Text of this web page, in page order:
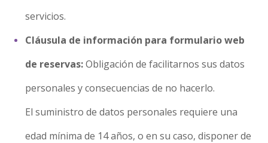
servicios.
Cláusula de información para formulario web
de reservas:Obligación de facilitarnos sus datos
personales y consecuencias de no hacerlo.
El suministro de datos personales requiere una
edad mínima de 14 años, o en su caso, disponer de